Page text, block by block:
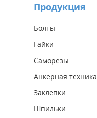
Продукция
Болты
Гайки
Саморезы
Анкерная техника
Заклепки
Шпильки